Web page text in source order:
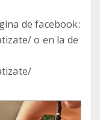
de facebook:
o en la de